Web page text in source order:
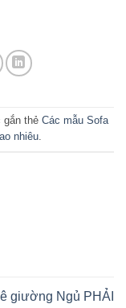
thẻ Các mẫu Sofa
nhiêu
giường Ngủ PHẢI